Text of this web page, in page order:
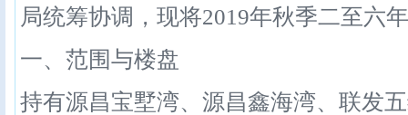
局统筹协调，现将2019年秋季二至六
一、范围与楼盘
持有源昌宝墅湾、源昌鑫海湾、联发